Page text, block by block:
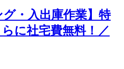
グ・入出庫作業】特
に社宅費無料！／